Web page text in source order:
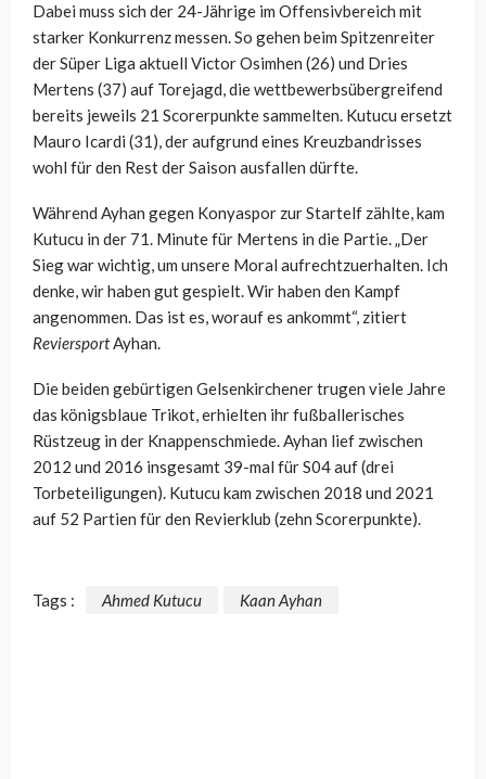
Dabei muss sich der 24-Jährige im Offensivbereich mit
starker Konkurrenz messen. So gehen beim Spitzenreiter
der Süper Liga aktuell Victor Osimhen (26) und Dries
Mertens (37) auf Torejagd, die wettbewerbsübergreifend
bereits jeweils 21 Scorerpunkte sammelten. Kutucu ersetzt
Mauro Icardi (31), der aufgrund eines Kreuzbandrisses
wohl für den Rest der Saison ausfallen dürfte.
Während Ayhan gegen Konyaspor zur Startelf zählte, kam
Kutucu in der 71. Minute für Mertens in die Partie. „Der
Sieg war wichtig, um unsere Moral aufrechtzuerhalten. Ich
denke, wir haben gut gespielt. Wir haben den Kampf
angenommen. Das ist es, worauf es ankommt“, zitiert
ReviersportAyhan.
Die beiden gebürtigen Gelsenkirchener trugen viele Jahre
das königsblaue Trikot, erhielten ihr fußballerisches
Rüstzeug in der Knappenschmiede. Ayhan lief zwischen
2012 und 2016 insgesamt 39-mal für S04 auf (drei
Torbeteiligungen). Kutucu kam zwischen 2018 und 2021
auf 52 Partien für den Revierklub (zehn Scorerpunkte).
Tags : Ahmed Kutucu Kaan Ayhan